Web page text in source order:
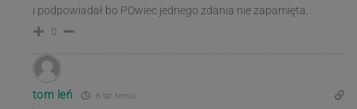
i podpowiadał bo POwiec jednego zdania nie zapamięta.
0
tom leń 6 lat temu